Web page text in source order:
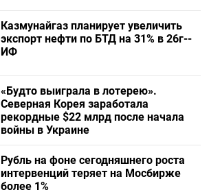
Казмунайгаз планирует увеличить
экспорт нефти по БТД на 31% в 26г--
ИФ
«Будто выиграла в лотерею».
Северная Корея заработала
рекордные $22 млрд после начала
войны в Украине
Рубль на фоне сегодняшнего роста
интервенций теряет на Мосбирже
более 1%